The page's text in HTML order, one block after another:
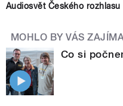
Audiosvět Českého
MOHLO BY VÁS
Co si